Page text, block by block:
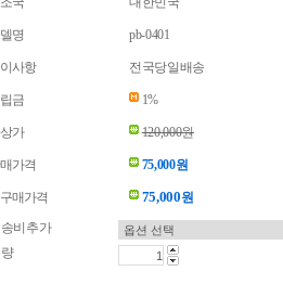
명 pb-0401
사항 전국당일배송
금 1%
가 120,000원
가격 75,000원
매가격 75,000원
비추가